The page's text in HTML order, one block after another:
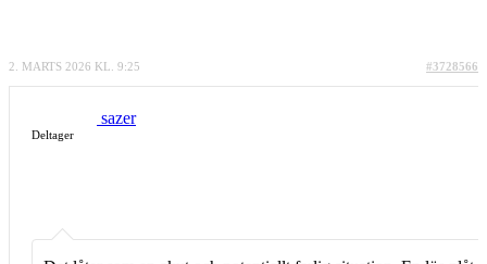
2. MARTS 2026 KL. 9:25 #3728566
sazer
Deltager